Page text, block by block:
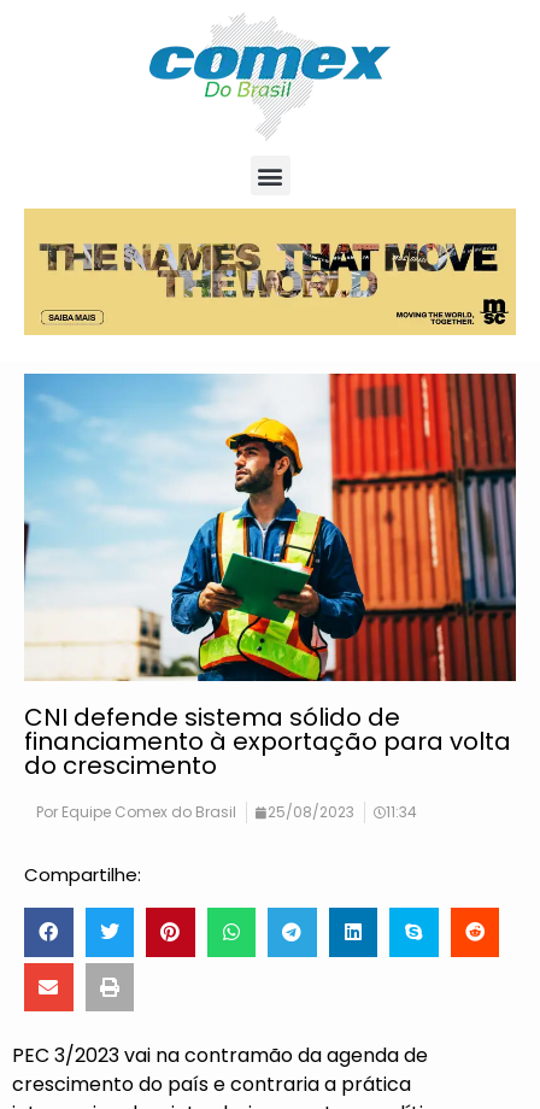
CNI defende sistema sólido de
financiamento à exportação para volta
do crescimento
Por Equipe Comex do Brasil 25/08/2023 11:34
Compartilhe:
PEC 3/2023 vai na contramão da agenda de
crescimento do país e contraria a prática